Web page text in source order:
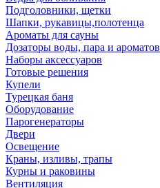
Подголовники, щетки
Шапки, рукавицы,полотенца
Ароматы для сауны
Дозаторы воды, пара и ароматов
Наборы аксессуаров
Готовые решения
Купели
Турецкая баня
Оборудование
Парогенераторы
Двери
Освещение
Краны, изливы, трапы
Курны и раковины
Вентиляция